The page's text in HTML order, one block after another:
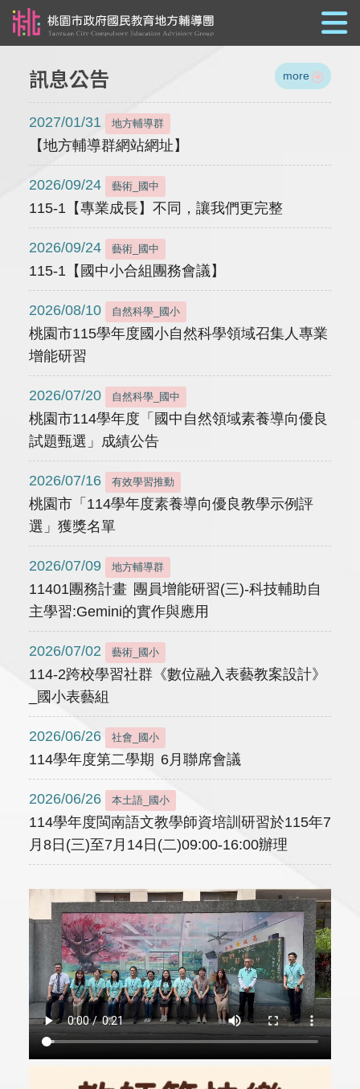
訊息公告 more
2027/01/31 地方輔導群
【地方輔導群網站網址】
2026/09/24 藝術_國中
115-1【專業成長】不同，讓我們更完整
2026/09/24 藝術_國中
115-1【國中小合組團務會議】
2026/08/10 自然科學_國小
桃園市115學年度國小自然科學領域召集人專業
增能研習
2026/07/20 自然科學_國中
桃園市114學年度「國中自然領域素養導向優良
試題甄選」成績公告
2026/07/16 有效學習推動
桃園市「114學年度素養導向優良教學示例評
選」獲獎名單
2026/07/09 地方輔導群
11401團務計畫 團員增能研習(三)-科技輔助自
主學習:Gemini的實作與應用
2026/07/02 藝術_國小
114-2跨校學習社群《數位融入表藝教案設計》
_國小表藝組
2026/06/26 社會_國小
114學年度第二學期 6月聯席會議
2026/06/26 本土語_國小
114學年度閩南語文教學師資培訓研習於115年7
月8日(三)至7月14日(二)09:00-16:00辦理